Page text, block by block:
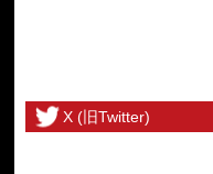
X (旧Twitter)